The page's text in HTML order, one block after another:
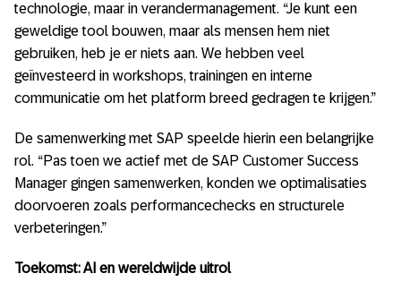
technologie, maar in verandermanagement. “Je kunt een
geweldige tool bouwen, maar als mensen hem niet
gebruiken, heb je er niets aan. We hebben veel
geïnvesteerd in workshops, trainingen en interne
communicatie om het platform breed gedragen te krijgen.”
De samenwerking met SAP speelde hierin een belangrijke
rol. “Pas toen we actief met de SAP Customer Success
Manager gingen samenwerken, konden we optimalisaties
doorvoeren zoals performancechecks en structurele
verbeteringen.”
Toekomst: AI en wereldwijde uitrol